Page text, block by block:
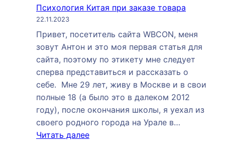
Психология Китая при заказе товара
22.11.2023
Привет, посетитель сайта WBCON, меня
зовут Антон и это моя первая статья для
сайта, поэтому по этикету мне следует
сперва представиться и рассказать о
себе. Мне 29 лет, живу в Москве и в свои
полные 18 (а было это в далеком 2012
году), после окончания школы, я уехал из
своего родного города на Урале в…
Читать далее: